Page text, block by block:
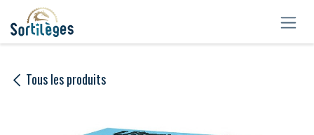
Se rendre au contenu
Tous les produits